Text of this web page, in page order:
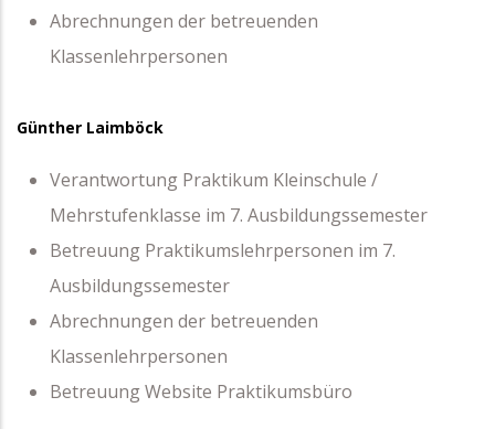
Abrechnungen der betreuenden
Klassenlehrpersonen
Günther Laimböck
Verantwortung Praktikum Kleinschule /
Mehrstufenklasse im 7. Ausbildungssemester
Betreuung Praktikumslehrpersonen im 7.
Ausbildungssemester
Abrechnungen der betreuenden
Klassenlehrpersonen
Betreuung Website Praktikumsbüro